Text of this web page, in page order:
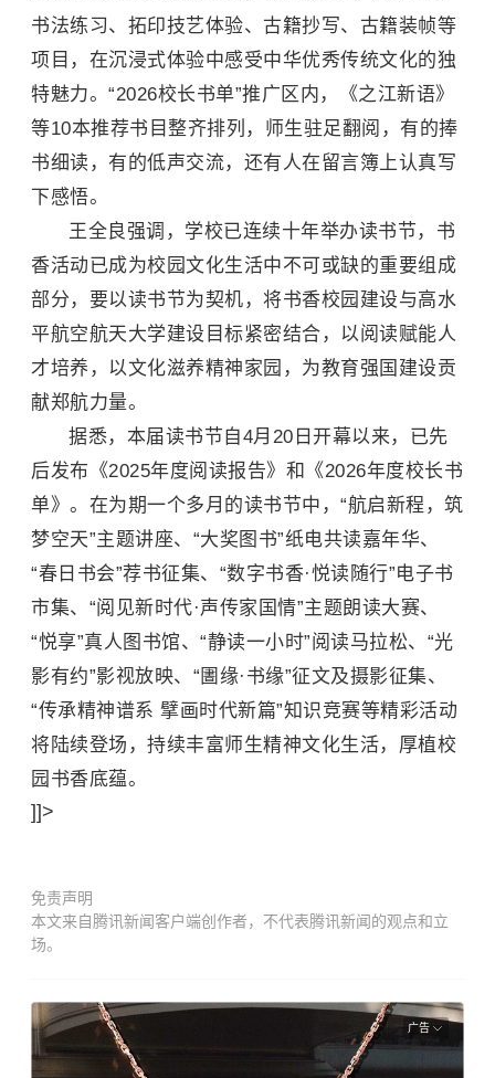
书法练习、拓印技艺体验、古籍抄写、古籍装帧等
项目，在沉浸式体验中感受中华优秀传统文化的独
特魅力。“2026校长书单”推广区内，《之江新语》
等10本推荐书目整齐排列，师生驻足翻阅，有的捧
书细读，有的低声交流，还有人在留言簿上认真写
下感悟。
王全良强调，学校已连续十年举办读书节，书
香活动已成为校园文化生活中不可或缺的重要组成
部分，要以读书节为契机，将书香校园建设与高水
平航空航天大学建设目标紧密结合，以阅读赋能人
才培养，以文化滋养精神家园，为教育强国建设贡
献郑航力量。
据悉，本届读书节自4月20日开幕以来，已先
后发布《2025年度阅读报告》和《2026年度校长书
单》。在为期一个多月的读书节中，“航启新程，筑
梦空天”主题讲座、“大奖图书”纸电共读嘉年华、
“春日书会”荐书征集、“数字书香·悦读随行”电子书
市集、“阅见新时代·声传家国情”主题朗读大赛、
“悦享”真人图书馆、“静读一小时”阅读马拉松、“光
影有约”影视放映、“圕缘·书缘”征文及摄影征集、
“传承精神谱系 擘画时代新篇”知识竞赛等精彩活动
将陆续登场，持续丰富师生精神文化生活，厚植校
园书香底蕴。
]]>
免责声明
本文来自腾讯新闻客户端创作者，不代表腾讯新闻的观点和立
场。
广告